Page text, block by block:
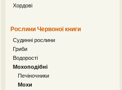
Хордові
Рослини Червоної книги
Судинні рослини
Гриби
Водорості
Мохоподібні
Печіночники
Мохи